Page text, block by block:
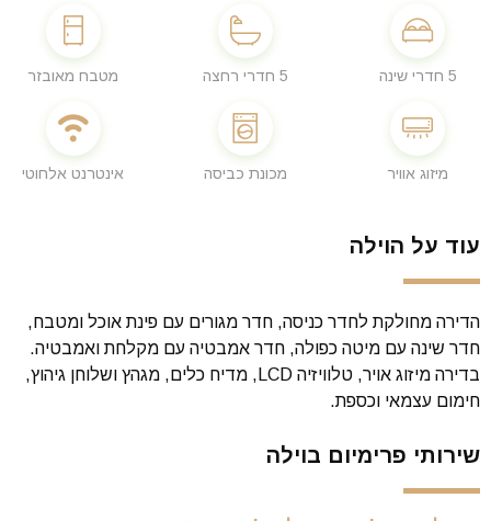
5 חדרי שינה 5 חדרי רחצה מטבח מאובזר
מיזוג אוויר מכונת כביסה אינטרנט אלחוטי
עוד על הוילה
הדירה מחולקת לחדר כניסה, חדר מגורים עם פינת אוכל ומטבח,
חדר שינה עם מיטה כפולה, חדר אמבטיה עם מקלחת ואמבטיה.
בדירה מיזוג אויר, טלוויזיה LCD, מדיח כלים, מגהץ ושלוחן גיהוץ,
חימום עצמאי וכספת.
שירותי פרימיום בוילה